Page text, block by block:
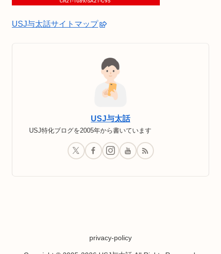
USJ与太話サイトマップ
USJ与太話
USJ特化ブログを2005年から書いています
privacy-policy